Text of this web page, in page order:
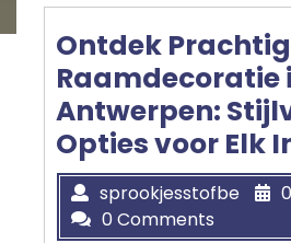
Ontdek
Raamdecoratie
Antwerpen:
Opties voor Elk
sprookjesstofbe
0 Comments